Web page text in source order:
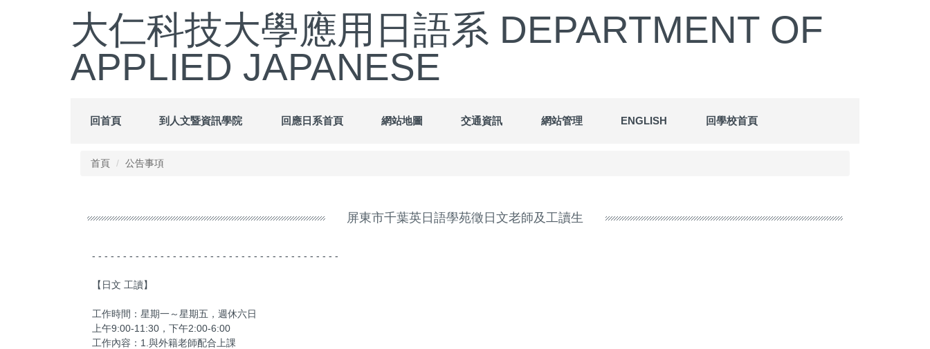
大仁科技大學應用日語系 DEPARTMENT OF
APPLIED JAPANESE
回首頁 到人文暨資訊學院 回應日系首頁 網站地圖 交通資訊 網站管理 ENGLISH 回學校首頁
首頁 公告事項
屏東市千葉英日語學苑徵日文老師及工讀生
- - - - - - - - - - - - - - - - - - - - - - - - - - - - - - - - - - - - - - - -
【日文 工讀】
工作時間：星期一～星期五，週休六日
上午9:00-11:30，下午2:00-6:00
工作內容：1.與外籍老師配合上課